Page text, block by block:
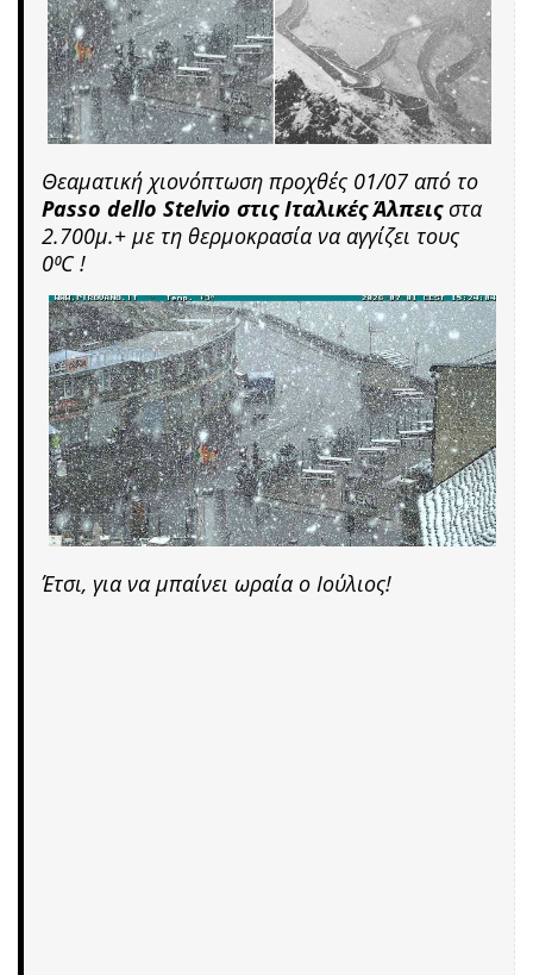
Θεαματική χιονόπτωση προχθές 01/07 από το
Passo dello Stelvio στις Ιταλικές Άλπειςστα
2.700μ.+ με τη θερμοκρασία να αγγίζει τους
0⁰C !
Έτσι, για να μπαίνει ωραία ο Ιούλιος!